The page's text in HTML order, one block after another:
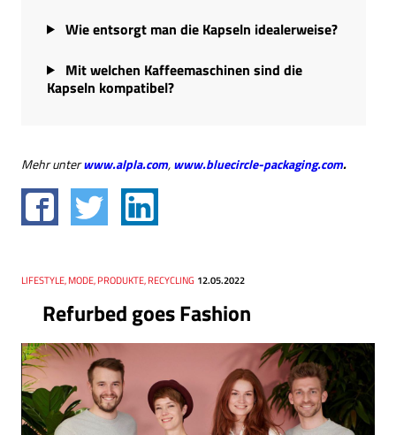
Wie entsorgt man die Kapseln idealerweise?
Mit welchen Kaffeemaschinen sind die
Kapseln kompatibel?
Mehr unterwww.alpla.com,www.bluecircle-packaging.com.
Refurbed goes Fashion
Thema
LIFESTYLE, MODE, PRODUKTE, RECYCLING
Datum 12.05.2022